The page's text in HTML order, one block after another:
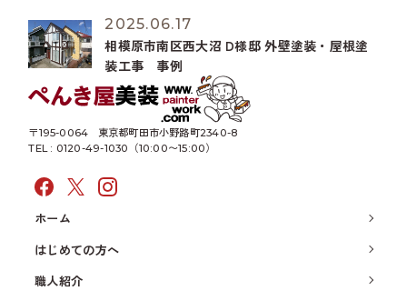
2025.06.17
相模原市南区西大沼 D様邸 外壁塗装・屋根塗
装工事 事例
〒195-0064
東京都町田市小野路町2340-8
TEL : 0120-49-1030（10:00〜15:00）
ホーム
はじめての方へ
職人紹介